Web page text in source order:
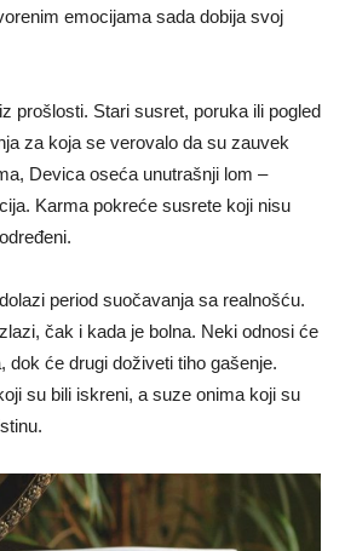
emocijama sada dobija svoj
prošlosti. Stari susret, poruka ili pogled
za koja se verovalo da su zauvek
Devica oseća unutrašnji lom –
Karma pokreće susrete koji nisu
period suočavanja sa realnošću.
čak i kada je bolna. Neki odnosi će
dok će drugi doživeti tiho gašenje.
su bili iskreni, a suze onima koji su